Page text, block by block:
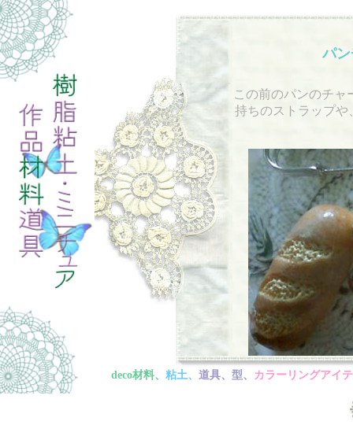
パ
この前のパンのチャ
持ちのストラップや
deco材料、 粘土、 道具、型、 カラーリングアイ